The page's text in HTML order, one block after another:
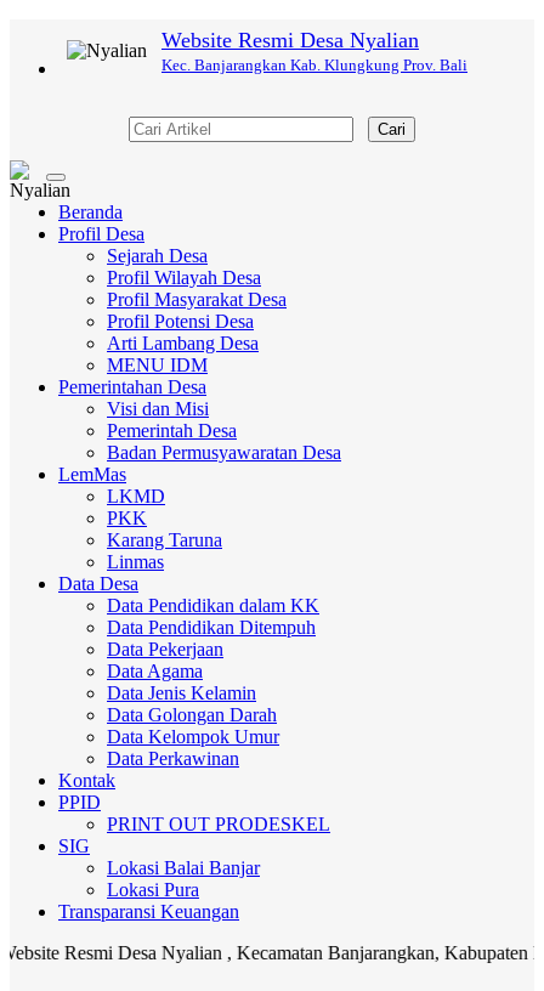
Website Resmi Desa Nyalian
Kec. Banjarangkan Kab. Klungkung Prov. Bali
Cari
Toggle
navigation
Beranda
Profil Desa
Sejarah Desa
Profil Wilayah Desa
Profil Masyarakat Desa
Profil Potensi Desa
Arti Lambang Desa
MENU IDM
Pemerintahan Desa
Visi dan Misi
Pemerintah Desa
Badan Permusyawaratan Desa
LemMas
LKMD
PKK
Karang Taruna
Linmas
Data Desa
Data Pendidikan dalam KK
Data Pendidikan Ditempuh
Data Pekerjaan
Data Agama
Data Jenis Kelamin
Data Golongan Darah
Data Kelompok Umur
Data Perkawinan
Kontak
PPID
PRINT OUT PRODESKEL
SIG
Lokasi Balai Banjar
Lokasi Pura
Transparansi Keuangan
Desa Nyalian , Kecamatan Banjarangkan, Kabupaten